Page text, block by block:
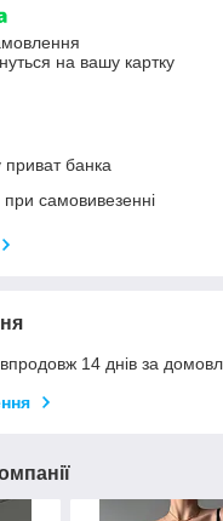
на вашу картку
банка
самовивезенні
14 днів за